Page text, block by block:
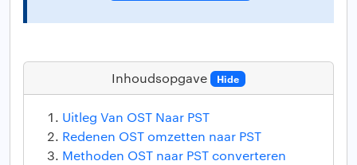
Inhoudsopgave Hide
Uitleg Van OST Naar PST
Redenen OST omzetten naar PST
Methoden OST naar PST converteren